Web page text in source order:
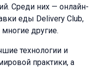
Среди них — онлайн-
еды Delivery Club,
другие.
технологии и
практики, а